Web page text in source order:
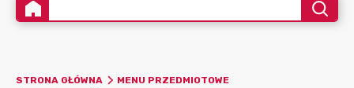
STRONA GŁÓWNA
MENU PRZEDMIOTOWE